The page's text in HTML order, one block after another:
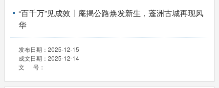
“百千万”见成效丨庵揭公路焕发新生，蓬洲古城再现风
华
发布日期： 2025-12-15
成文日期： 2025-12-14
文 号：